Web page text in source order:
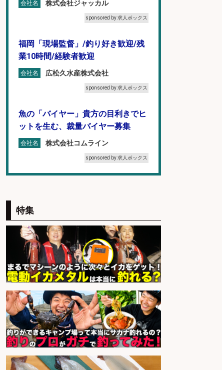
会社名 株式会社ジャッカル
sponsored by 求人ボックス
福岡「現場監督」/釣り好き歓迎/残
業10時間/経験者歓迎
会社名 広松久水産株式会社
sponsored by 求人ボックス
魚の「バイヤー」貴方の目利きでヒ
ットを生む、裁量バイヤー募集
会社名 株式会社コムライン
sponsored by 求人ボックス
会社名
sponsored by 求人ボックス
宮崎/魚や漁業に関わる現場・事務
の「総合職」 未経験可
会社名 宮崎県漁業協同組合連合会
sponsored by 求人ボックス
8月開始/釣り具メーカーでの営業ア
シスタントのお仕事/残業なし/即日
勤務可/営業事務/軽作業
会社名 株式会社パソナ
特集